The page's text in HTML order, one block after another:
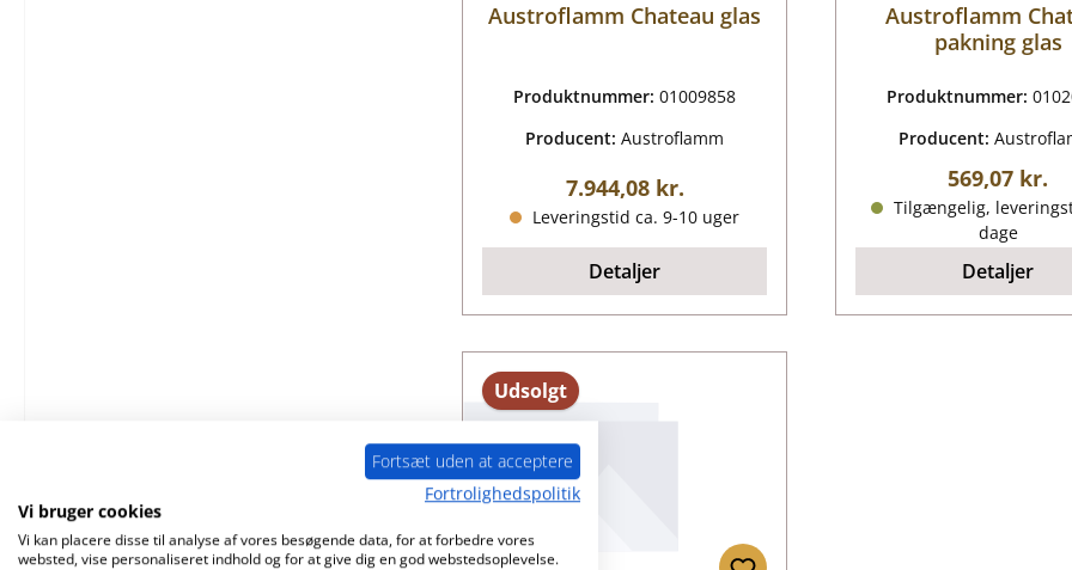
Austroflamm Chateau glas
Produktnummer:01009858
Producent:Austroflamm
Almindelig pris:
7.944,08 kr.
Leveringstid ca. 9-10 uger
Detaljer
Austroflamm
pakning glas
Produktnummer:
Producent:
Almindelig
569,07 kr.
Tilgængelig,
dage
Detaljer
Udsolgt
Fortsæt uden at acceptere
Fortrolighedspolitik
Vi bruger cookies
Vi kan placere disse til analyse af vores besøgende data, for at forbedre vores
websted, vise personaliseret indhold og for at give dig en god webstedsoplevelse.